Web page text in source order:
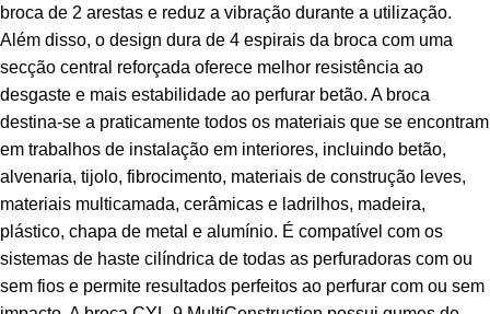
broca de 2 arestas e reduz a vibração durante a utilização.
Além disso, o design dura de 4 espirais da broca com uma
secção central reforçada oferece melhor resistência ao
desgaste e mais estabilidade ao perfurar betão. A broca
destina-se a praticamente todos os materiais que se encontram
em trabalhos de instalação em interiores, incluindo betão,
alvenaria, tijolo, fibrocimento, materiais de construção leves,
materiais multicamada, cerâmicas e ladrilhos, madeira,
plástico, chapa de metal e alumínio. É compatível com os
sistemas de haste cilíndrica de todas as perfuradoras com ou
sem fios e permite resultados perfeitos ao perfurar com ou sem